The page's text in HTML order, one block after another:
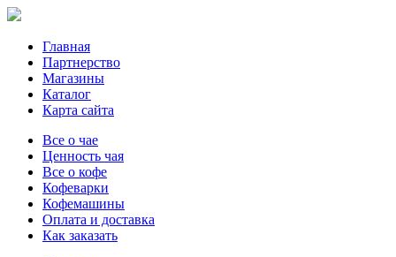
Главная
Партнерство
Магазины
Каталог
Карта сайта
Все о чае
Ценность чая
Все о кофе
Кофеварки
Кофемашины
Оплата и доставка
Как заказать